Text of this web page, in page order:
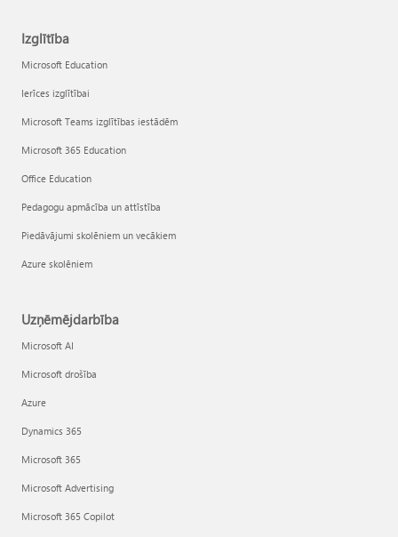
Izglītība
Microsoft Education
Ierīces izglītībai
Microsoft Teams izglītības iestādēm
Microsoft 365 Education
Office Education
Pedagogu apmācība un attīstība
Piedāvājumi skolēniem un vecākiem
Azure skolēniem
Uzņēmējdarbība
Microsoft AI
Microsoft drošība
Azure
Dynamics 365
Microsoft 365
Microsoft Advertising
Microsoft 365 Copilot